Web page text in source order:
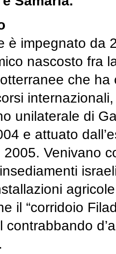
è impegnato da
nascosto fra
che
unilaterale di
e attuato
2005. Venivano
il “corridoio
contrabbando